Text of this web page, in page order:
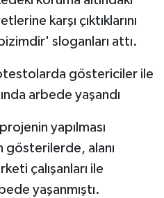
karşı çıktıklarını
sloganları attı.
göstericiler ile
arbede yaşandı
yapılması
gösterilerde, alanı
çalışanları ile
yaşanmıştı.